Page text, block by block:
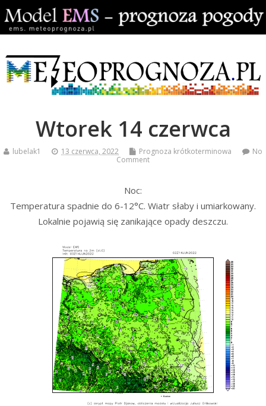
Wtorek 14 czerwca
lubelak1 13 czerwca, 2022 Prognoza krótkoterminowa
No
Comment
Noc:
Temperatura spadnie do 6-12°C. Wiatr słaby i umiarkowany.
Lokalnie pojawią się zanikające opady deszczu.